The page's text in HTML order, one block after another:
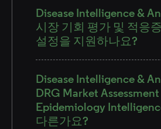
Disease Intelligence &
시장 기회 평가 및 적응
설정을 지원하나요?
Disease Intelligence &
DRG Market
Epidemiology
다른가요?